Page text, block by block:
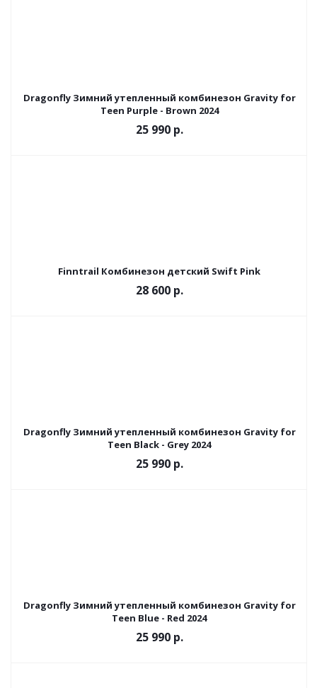
Dragonfly Зимний утепленный комбинезон Gravity for
Teen Purple - Brown 2024
25 990 р.
Finntrail Комбинезон детский Swift Pink
28 600 р.
Dragonfly Зимний утепленный комбинезон Gravity for
Teen Black - Grey 2024
25 990 р.
Dragonfly Зимний утепленный комбинезон Gravity for
Teen Blue - Red 2024
25 990 р.